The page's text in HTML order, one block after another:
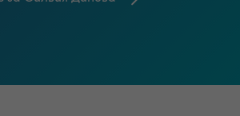
за да имат нашите клиенти
какво може да се обърка при
познаване на МСФО и други
готов да им помогне да